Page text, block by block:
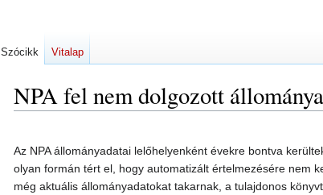
NPA fel nem dolgozott
a
navigációhoz
a
kereséshez
Az NPA állományadatai lelőhelyenként évekre bontva
olyan formán tért el, hogy automatizált értelmezésére nem
még aktuális állományadatokat takarnak, a tulajdonos
Szócikk Vitalap